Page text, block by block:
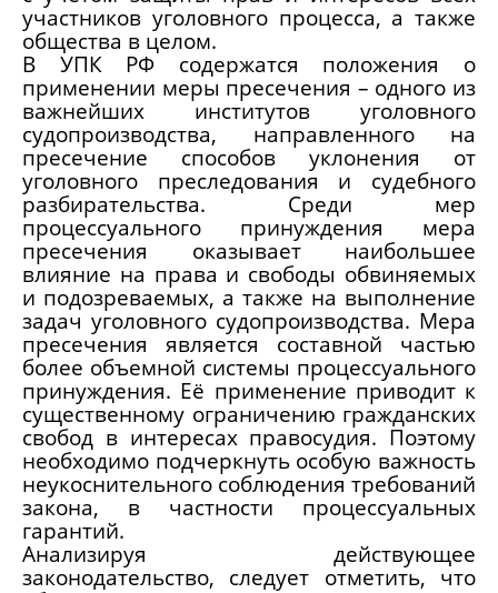
участников уголовного процесса, а также
общества в целом.
В УПК РФ содержатся положения о
применении меры пресечения – одного из
важнейших институтов уголовного
судопроизводства, направленного на
пресечение способов уклонения от
уголовного преследования и судебного
разбирательства. Среди мер
процессуального принуждения мера
пресечения оказывает наибольшее
влияние на права и свободы обвиняемых
и подозреваемых, а также на выполнение
задач уголовного судопроизводства. Мера
пресечения является составной частью
более объемной системы процессуального
принуждения. Её применение приводит к
существенному ограничению гражданских
свобод в интересах правосудия. Поэтому
необходимо подчеркнуть особую важность
неукоснительного соблюдения требований
закона, в частности процессуальных
гарантий.
Анализируя действующее
законодательство, следует отметить, что